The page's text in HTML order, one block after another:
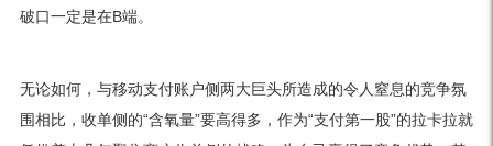
破口一定是在B端。
无论如何，与移动支付账户侧两大巨头所造成的令人窒息的竞争氛
围相比，收单侧的“含氧量”要高得多，作为“支付第一股”的拉卡拉就